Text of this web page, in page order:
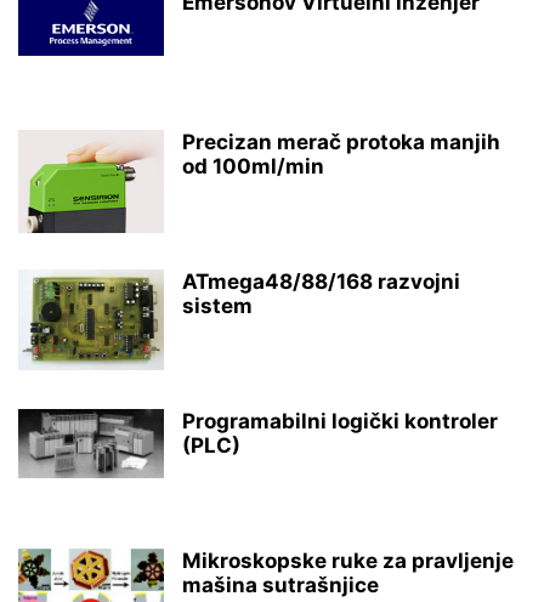
Precizan merač protoka manjih
od 100ml/min
ATmega48/88/168 razvojni
sistem
Programabilni logički kontroler
(PLC)
Mikroskopske ruke za pravljenje
mašina sutrašnjice